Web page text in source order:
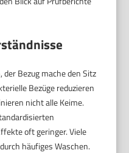
Bezug mache den Sitz
Bezüge reduzieren
nicht alle Keime.
oft geringer. Viele
häufiges Waschen.